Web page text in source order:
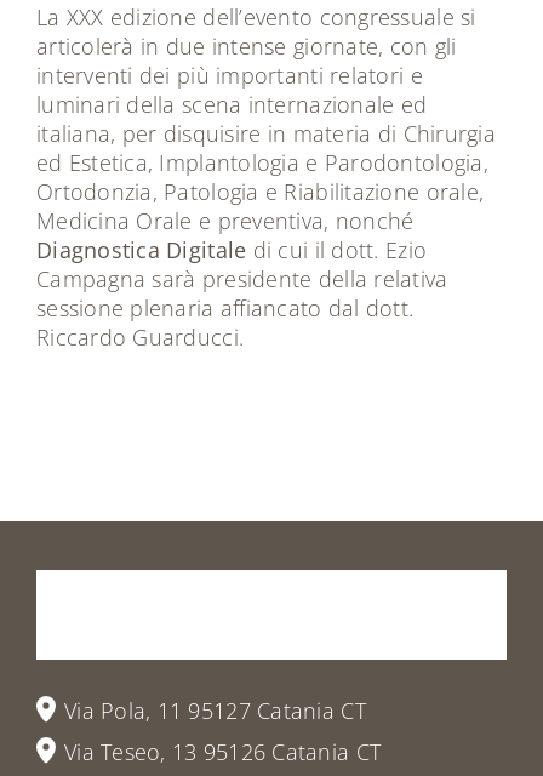
La XXX edizione dell’evento congressuale si
articolerà in due intense giornate, con gli
interventi dei più importanti relatori e
luminari della scena internazionale ed
italiana, per disquisire in materia di Chirurgia
ed Estetica, Implantologia e Parodontologia,
Ortodonzia, Patologia e Riabilitazione orale,
Medicina Orale e preventiva, nonché
Diagnostica Digitale di cui il dott. Ezio
Campagna sarà presidente della relativa
sessione plenaria affiancato dal dott.
Riccardo Guarducci.
Via Pola, 11 95127 Catania CT
Via Teseo, 13 95126 Catania CT